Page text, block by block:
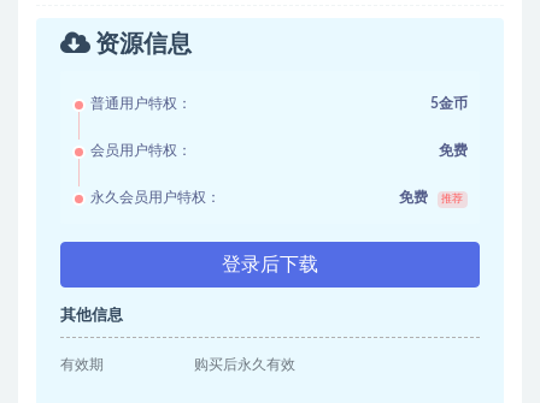
资源信息
普通用户特权： 5金币
会员用户特权： 免费
永久会员用户特权： 免费 推荐
登录后下载
其他信息
有效期 购买后永久有效